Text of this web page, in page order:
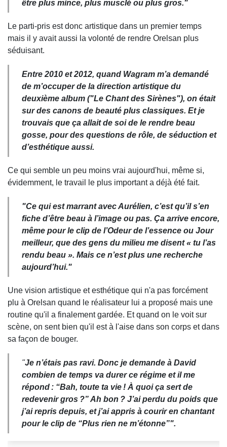
être plus mince, plus musclé ou plus gros."
Le parti-pris est donc artistique dans un premier temps
mais il y avait aussi la volonté de rendre Orelsan plus
séduisant.
Entre 2010 et 2012, quand Wagram m’a demandé
de m’occuper de la direction artistique du
deuxième album ("Le Chant des Sirènes"), on était
sur des canons de beauté plus classiques. Et je
trouvais que ça allait de soi de le rendre beau
gosse, pour des questions de rôle, de séduction et
d’esthétique aussi.
Ce qui semble un peu moins vrai aujourd'hui, même si,
évidemment, le travail le plus important a déjà été fait.
"Ce qui est marrant avec Aurélien, c’est qu’il s’en
fiche d’être beau à l’image ou pas. Ça arrive encore,
même pour le clip de l’Odeur de l’essence ou Jour
meilleur, que des gens du milieu me disent « tu l’as
rendu beau ». Mais ce n’est plus une recherche
aujourd’hui."
Une vision artistique et esthétique qui n'a pas forcément
plu à Orelsan quand le réalisateur lui a proposé mais une
routine qu'il a finalement gardée. Et quand on le voit sur
scène, on sent bien qu'il est à l'aise dans son corps et dans
sa façon de bouger.
"Je n’étais pas ravi. Donc je demande à David
combien de temps va durer ce régime et il me
répond : “Bah, toute ta vie ! À quoi ça sert de
redevenir gros ?” Ah bon ? J’ai perdu du poids que
j’ai repris depuis, et j’ai appris à courir en chantant
pour le clip de “Plus rien ne m’étonne”".